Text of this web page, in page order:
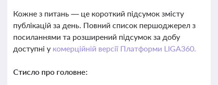
Кожне з питань — це короткий підсумок змісту
публікацій за день. Повний список першоджерел з
посиланнями та розширений підсумок за добу
доступні у комерційній версії Платформи LIGA360.
Стисло про головне: